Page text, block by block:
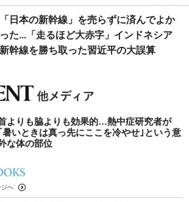
「日本の新幹線」を売らずに済んでよか
った...「走るほど大赤字」インドネシア
新幹線を勝ち取った習近平の大誤算
よりも脇よりも効果的…熱中症研究者が
暑いときは真っ先にここを冷やせ｣という意
な体の部位
ジへ